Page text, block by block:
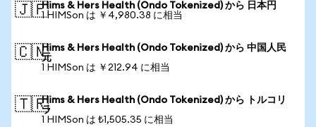
🇯🇵Hims & Hers Health (Ondo Tokenized) から 日本円
1 HIMSon は ￥4,980.38 に相当
🇨🇳Hims & Hers Health (Ondo Tokenized) から 中国人民
元
1 HIMSon は ￥212.94 に相当
🇹🇷Hims & Hers Health (Ondo Tokenized) から トルコリ
ラ
1 HIMSon は ₺1,505.35 に相当